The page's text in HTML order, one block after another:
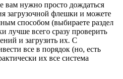
вам нужно просто дождаться
загрузочной флешки и можете
способом (выбираете раздел
лучше всего сразу проверить
и загрузить их. С
все в порядок (но, есть
их все система